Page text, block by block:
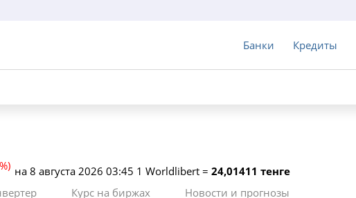
Банки Кредиты
на 8 августа 2026 03:45 1 Worldlibert = 24,01411 тенге
Курс на биржах Новости и прогнозы